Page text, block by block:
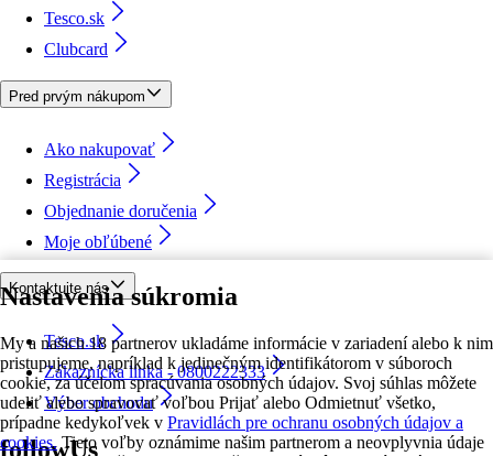
Nastavenia súkromia
My a našich 18 partnerov ukladáme informácie v zariadení alebo k nim
pristupujeme, napríklad k jedinečným identifikátorom v súboroch
cookie, za účelom spracúvania osobných údajov. Svoj súhlas môžete
udeliť alebo spravovať voľbou Prijať alebo Odmietnuť všetko,
prípadne kedykoľvek v Pravidlách pre ochranu osobných údajov a
cookies. Tieto voľby oznámime našim partnerom a neovplyvnia údaje
Tesco.sk
Clubcard
Pred prvým nákupom
Ako nakupovať
Registrácia
Objednanie doručenia
Moje obľúbené
Kontaktujte nás
Tesco.sk
Zákaznícka linka - 0800222333
Výber obchodu
followUs